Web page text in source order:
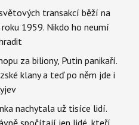
transakcí běží na
1959. Nikdo ho neumí
za biliony, Putin panikaří.
klany a teď po něm jde i
nachytala už tisíce lidí.
spočítají jen lidé, kteří